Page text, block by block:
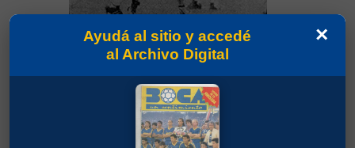
17/02/1985
Estudiantes (Río IV) 1 - Boca 1
×
Ayudá al sitio y accedé
al Archivo Digital